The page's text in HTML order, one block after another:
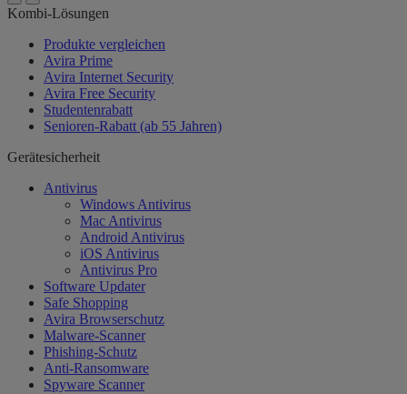
Kombi-Lösungen
Produkte vergleichen
Avira Prime
Avira Internet Security
Avira Free Security
Studentenrabatt
Senioren-Rabatt (ab 55 Jahren)
Gerätesicherheit
Antivirus
Windows Antivirus
Mac Antivirus
Android Antivirus
iOS Antivirus
Antivirus Pro
Software Updater
Safe Shopping
Avira Browserschutz
Malware-Scanner
Phishing-Schutz
Anti-Ransomware
Spyware Scanner